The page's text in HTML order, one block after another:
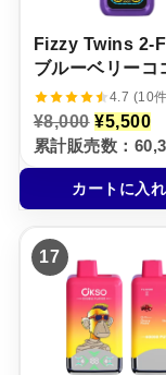
Fizzy Twins
ブルーベリーコ
ツ＆グレープア
【ニコパフ】5%
4.7 (10
¥8,000 元
の
価
格
は
¥
0
0
0
で
し
た
。
¥5,500現
の
,
5
0
0
累計販売数：
カートに入
17